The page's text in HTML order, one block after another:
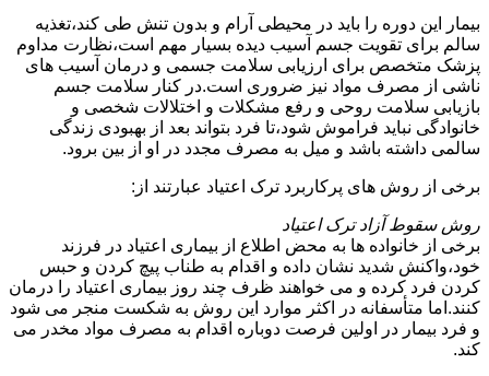
بیمار این دوره را باید در محیطی آرام و بدون تنش طی کند،تغذیه
سالم برای تقویت جسم آسیب دیده بسیار مهم است،نظارت مداوم
پزشک متخصص برای ارزیابی سلامت جسمی و درمان آسیب های
ناشی از مصرف مواد نیز ضروری است.در کنار سلامت جسم
بازیابی سلامت روحی و رفع مشکلات و اختلالات شخصی و
خانوادگی نباید فراموش شود،تا فرد بتواند بعد از بهبودی زندگی
سالمی داشته باشد و میل به مصرف مجدد در او از بین برود.
برخی از روش های پرکاربرد ترک اعتیاد عبارتند از:
روش سقوط آزاد ترک اعتیاد
برخی از خانواده ها به محض اطلاع از بیماری اعتیاد در فرزند
خود،واکنش شدید نشان داده و اقدام به طناب پیچ کردن و حبس
کردن فرد کرده و می خواهند ظرف چند روز بیماری اعتیاد را درمان
کنند.اما متأسفانه در اکثر موارد این روش به شکست منجر می شود
و فرد بیمار در اولین فرصت دوباره اقدام به مصرف مواد مخدر می
کند.